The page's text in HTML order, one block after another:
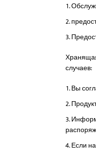
случаев:
Вы
Если